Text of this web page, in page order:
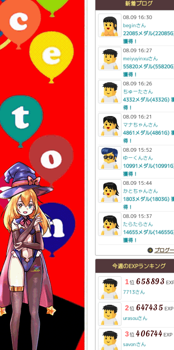
新着ブログ
08.09 16:30
beginさん
22085メダル
獲得！
08.09 16:27
meiyuyinxuさん
55820メダル
獲得！
08.09 16:26
ちゅーたさん
4332メダル(4332G)
得！
08.09 16:21
マナちゃんさん
4861メダル(4861G)
得！
08.09 15:52
ゆーくんさん
10991メダル
獲得！
08.09 15:44
かとちゃんさん
1803メダル(1803G)
得！
08.09 15:37
たらたらさん
14655メダル
獲得！
ブログ
今週のEXPランキング
1位 658893
7713さん
2位 647435 EXP
urasouさん
3位 406744 EXP
savonさん